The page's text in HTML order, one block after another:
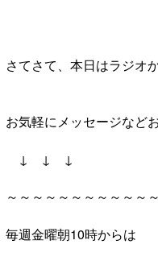
さてさて、本日はラジオ
お気軽にメッセージなど
↓ ↓ ↓
～～～～～～～～～～～
毎週金曜朝10時からは